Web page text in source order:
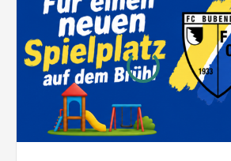
Parrainer
Soutien & assistance
Trouvez des projets et des